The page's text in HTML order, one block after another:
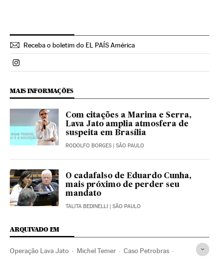
Receba o boletim do EL PAÍS América
Politica El País Brasil en Instagram
MAIS INFORMAÇÕES
Com citações a Marina e Serra,
Lava Jato amplia atmosfera de
suspeita em Brasília
RODOLFO BORGES | SÃO PAULO
O cadafalso de Eduardo Cunha,
mais próximo de perder seu
mandato
TALITA BEDINELLI | SÃO PAULO
ARQUIVADO EM
Operação Lava Jato Michel Temer Caso Petrobras